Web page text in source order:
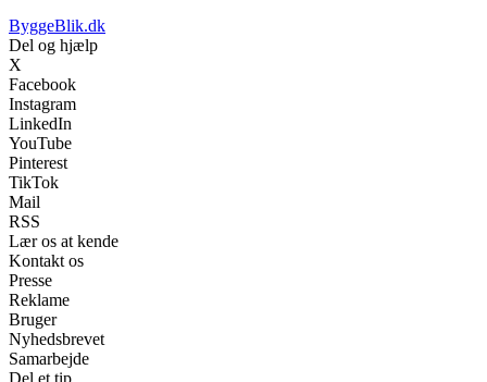
ByggeBlik.dk
Del og hjælp
X
Facebook
Instagram
LinkedIn
YouTube
Pinterest
TikTok
Mail
RSS
Lær os at kende
Kontakt os
Presse
Reklame
Bruger
Nyhedsbrevet
Samarbejde